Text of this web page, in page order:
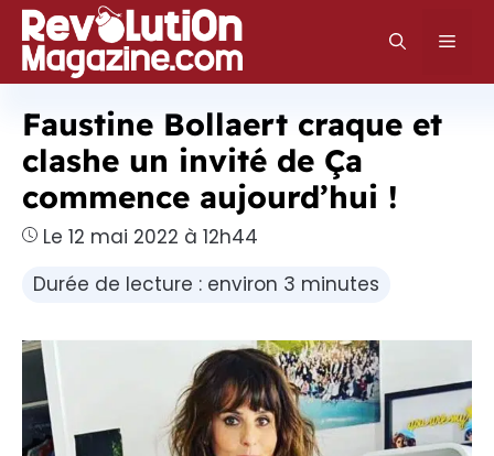
Aller
au
contenu
Faustine Bollaert craque et
clashe un invité de Ça
commence aujourd’hui !
Le 12 mai 2022 à 12h44
Durée de lecture : environ 3 minutes